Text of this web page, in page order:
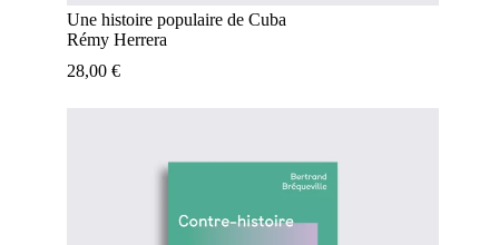
Une histoire populaire de Cuba
Rémy Herrera
28,00 €